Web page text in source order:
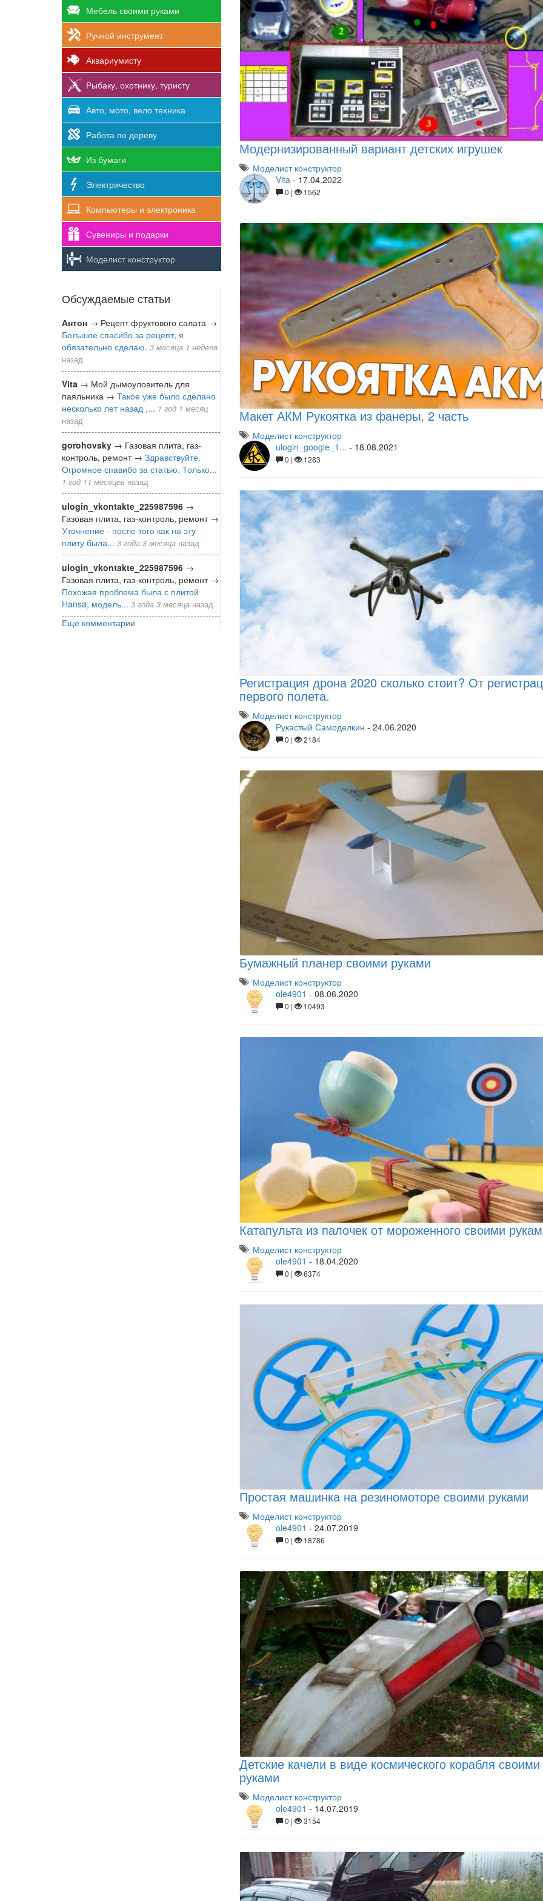
Мебель своими руками
Ручной инструмент
Аквариумисту
Рыбаку, охотнику, туристу
Авто, мото, вело техника
Работа по дереву
Из бумаги
Электричество
Компьютеры и электроника
Сувениры и подарки
Моделист конструктор
Обсуждаемые статьи
Антон → Рецепт фруктового салата →
Большое спасибо за рецепт, я
обязательно сделаю. 3 месяца 1 неделя
назад
Vita → Мой дымоуловитель для
паяльника → Такое уже было сделано
несколько лет назад ,... 1 год 1 месяц
назад
gorohovsky → Газовая плита, газ-
контроль, ремонт → Здравствуйте.
Огромное спавибо за статью. Только...
1 год 11 месяцев назад
ulogin_vkontakte_225987596 →
Газовая плита, газ-контроль, ремонт →
Уточнение - после того как на эту
плиту была... 3 года 3 месяца назад
ulogin_vkontakte_225987596 →
Газовая плита, газ-контроль, ремонт →
Похожая проблема была с плитой
Hansa, модель... 3 года 3 месяца назад
Ещё комментарии
Модернизированный вариант детских игрушек
Моделист конструктор
Vita- 17.04.2022
0 | 1562
Макет АКМ Рукоятка из фанеры, 2 часть
Моделист конструктор
ulogin_google_1... - 18.08.2021
0 | 1283
Регистрация дрона 2020 сколько стоит? От
первого полета.
Моделист конструктор
Рукастый Самоделкин - 24.06.2020
0 | 2184
Бумажный планер своими руками
Моделист конструктор
ole4901 - 08.06.2020
0 | 10493
Катапульта из палочек от мороженного своими
Моделист конструктор
ole4901 - 18.04.2020
0 | 6374
Простая машинка на резиномоторе своими руками
Моделист конструктор
ole4901 - 24.07.2019
0 | 18786
Детские качели в виде космического корабля своими
руками
Моделист конструктор
ole4901 - 14.07.2019
0 | 3154